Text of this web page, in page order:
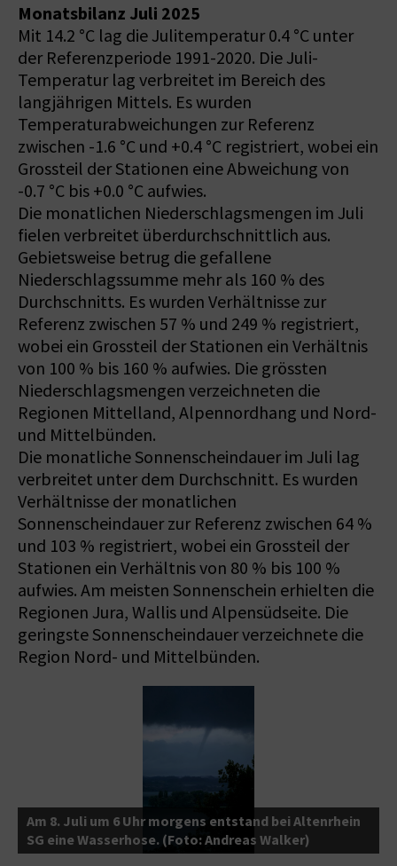
Monatsbilanz Juli 2025
Mit 14.2 °C lag die Julitemperatur 0.4 °C unter
der Referenzperiode 1991-2020. Die Juli-
Temperatur lag verbreitet im Bereich des
langjährigen Mittels. Es wurden
Temperaturabweichungen zur Referenz
zwischen -1.6 °C und +0.4 °C registriert, wobei ein
Grossteil der Stationen eine Abweichung von
-0.7 °C bis +0.0 °C aufwies.
Die monatlichen Niederschlagsmengen im Juli
fielen verbreitet überdurchschnittlich aus.
Gebietsweise betrug die gefallene
Niederschlagssumme mehr als 160 % des
Durchschnitts. Es wurden Verhältnisse zur
Referenz zwischen 57 % und 249 % registriert,
wobei ein Grossteil der Stationen ein Verhältnis
von 100 % bis 160 % aufwies. Die grössten
Niederschlagsmengen verzeichneten die
Regionen Mittelland, Alpennordhang und Nord-
und Mittelbünden.
Die monatliche Sonnenscheindauer im Juli lag
verbreitet unter dem Durchschnitt. Es wurden
Verhältnisse der monatlichen
Sonnenscheindauer zur Referenz zwischen 64 %
und 103 % registriert, wobei ein Grossteil der
Stationen ein Verhältnis von 80 % bis 100 %
aufwies. Am meisten Sonnenschein erhielten die
Regionen Jura, Wallis und Alpensüdseite. Die
geringste Sonnenscheindauer verzeichnete die
Region Nord- und Mittelbünden.
Am 8. Juli um 6 Uhr morgens entstand bei Altenrhein
SG eine Wasserhose. (Foto: Andreas Walker)